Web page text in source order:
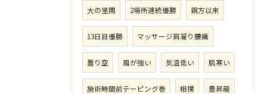
大の里関 2場所連続優勝 親方以来
13日目優勝 マッサージ肩凝り腰痛
曇り空 風が強い 気温低い 肌寒い
施術時間前テーピング巻 相撲 豊昇龍